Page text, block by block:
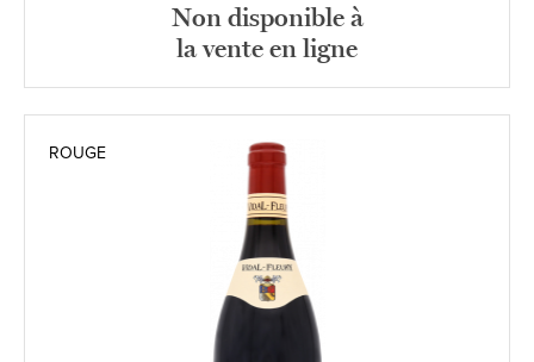
Non disponible à
la vente en ligne
ROUGE